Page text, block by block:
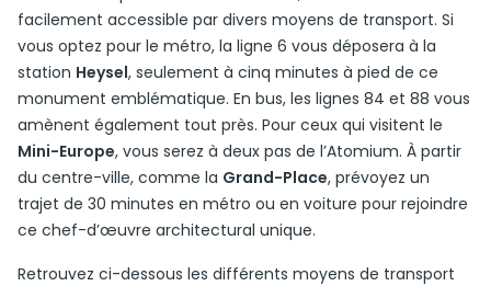
facilement accessible par divers moyens de transport. Si
vous optez pour le métro, la ligne 6 vous déposera à la
station Heysel, seulement à cinq minutes à pied de ce
monument emblématique. En bus, les lignes 84 et 88 vous
amènent également tout près. Pour ceux qui visitent le
Mini-Europe, vous serez à deux pas de l’Atomium. À partir
du centre-ville, comme la Grand-Place, prévoyez un
trajet de 30 minutes en métro ou en voiture pour rejoindre
ce chef-d’œuvre architectural unique.
Retrouvez ci-dessous les différents moyens de transport